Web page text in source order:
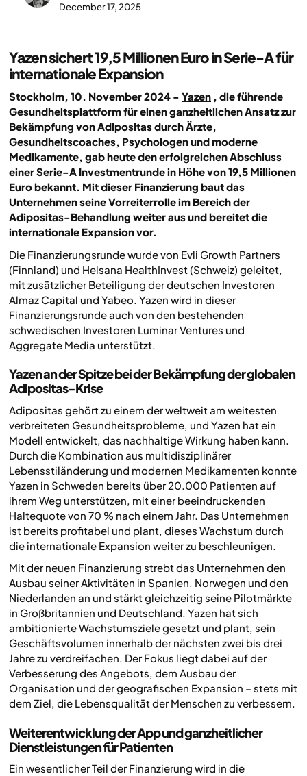
December 17, 2025
Yazen sichert 19,5 Millionen Euro in Serie-A für
internationale Expansion
Stockholm, 10. November 2024 - Yazen , die führende
Gesundheitsplattform für einen ganzheitlichen Ansatz zur
Bekämpfung von Adipositas durch Ärzte,
Gesundheitscoaches, Psychologen und moderne
Medikamente, gab heute den erfolgreichen Abschluss
einer Serie-A Investmentrunde in Höhe von 19,5 Millionen
Euro bekannt. Mit dieser Finanzierung baut das
Unternehmen seine Vorreiterrolle im Bereich der
Adipositas-Behandlung weiter aus und bereitet die
internationale Expansion vor.
Die Finanzierungsrunde wurde von Evli Growth Partners
(Finnland) und Helsana HealthInvest (Schweiz) geleitet,
mit zusätzlicher Beteiligung der deutschen Investoren
Almaz Capital und Yabeo. Yazen wird in dieser
Finanzierungsrunde auch von den bestehenden
schwedischen Investoren Luminar Ventures und
Aggregate Media unterstützt.
Yazen an der Spitze bei der Bekämpfung der globalen
Adipositas-Krise
Adipositas gehört zu einem der weltweit am weitesten
verbreiteten Gesundheitsprobleme, und Yazen hat ein
Modell entwickelt, das nachhaltige Wirkung haben kann.
Durch die Kombination aus multidisziplinärer
Lebensstiländerung und modernen Medikamenten konnte
Yazen in Schweden bereits über 20.000 Patienten auf
ihrem Weg unterstützen, mit einer beeindruckenden
Haltequote von 70 % nach einem Jahr. Das Unternehmen
ist bereits profitabel und plant, dieses Wachstum durch
die internationale Expansion weiter zu beschleunigen.
Mit der neuen Finanzierung strebt das Unternehmen den
Ausbau seiner Aktivitäten in Spanien, Norwegen und den
Niederlanden an und stärkt gleichzeitig seine Pilotmärkte
in Großbritannien und Deutschland. Yazen hat sich
ambitionierte Wachstumsziele gesetzt und plant, sein
Geschäftsvolumen innerhalb der nächsten zwei bis drei
Jahre zu verdreifachen. Der Fokus liegt dabei auf der
Verbesserung des Angebots, dem Ausbau der
Organisation und der geografischen Expansion – stets mit
dem Ziel, die Lebensqualität der Menschen zu verbessern.
Weiterentwicklung der App und ganzheitlicher
Dienstleistungen für Patienten
Ein wesentlicher Teil der Finanzierung wird in die